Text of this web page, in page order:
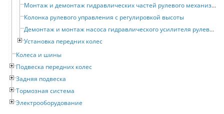
Монтаж и демонтаж гидравлических частей рулевого механизма с усилителем
Колонка рулевого управления с регулировкой высоты
Демонтаж и монтаж насоса гидравлического усилителя рулевого привода
Установка передних колес
Колеса и шины
Подвеска передних колес
Задняя подвеска
Тормозная система
Электрооборудование